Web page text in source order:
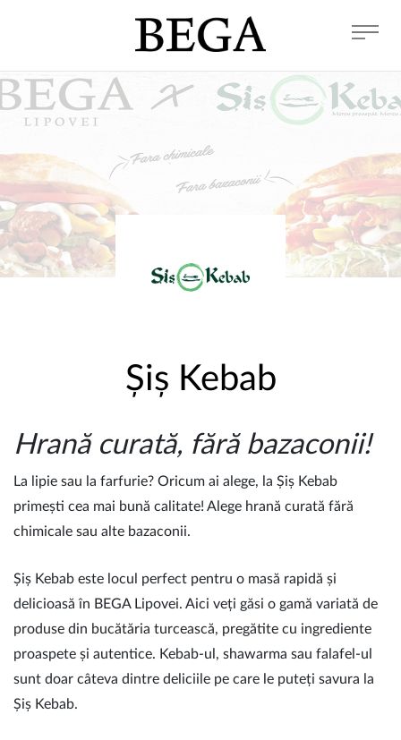
Șiș Kebab
Hrană curată, fără bazaconii!
La lipie sau la farfurie? Oricum ai alege, la Șiș Kebab
primești cea mai bună calitate! Alege hrană curată fără
chimicale sau alte bazaconii.
Șiș Kebab este locul perfect pentru o masă rapidă și
delicioasă în BEGA Lipovei. Aici veți găsi o gamă variată de
produse din bucătăria turcească, pregătite cu ingrediente
proaspete și autentice. Kebab-ul, shawarma sau falafel-ul
sunt doar câteva dintre deliciile pe care le puteți savura la
Șiș Kebab.